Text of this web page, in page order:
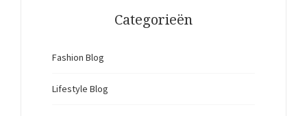
Categorieën
Fashion Blog
Lifestyle Blog